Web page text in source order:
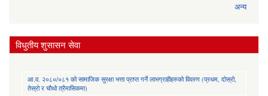
अन्य
विधुतीय शुसासन सेवा
आ.व. २०८०/०८१ को सामाजिक सुरक्षा भत्ता प्राप्त गर्ने लाभग्राहीहरुको विवरण (प्रथम, दोस्रो,
तेस्रो र चौथो त्रैमासिकमा)